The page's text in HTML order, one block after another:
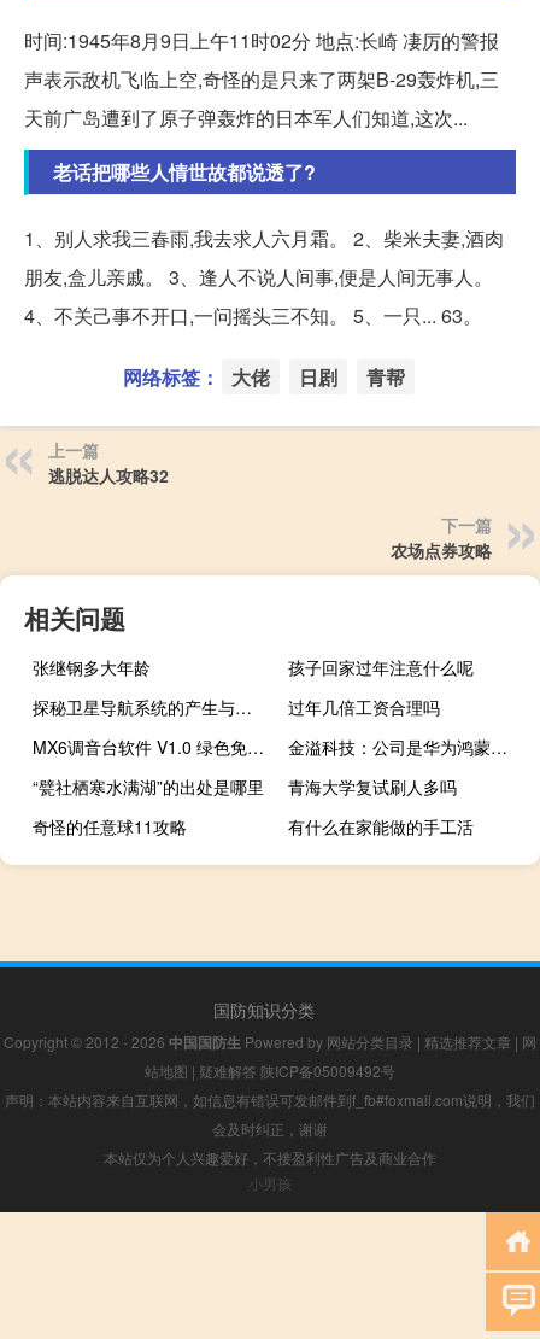
时间:1945年8月9日上午11时02分 地点:长崎 凄厉的警报
声表示敌机飞临上空,奇怪的是只来了两架B-29轰炸机,三
天前广岛遭到了原子弹轰炸的日本军人们知道,这次...
老话把哪些人情世故都说透了?
1、别人求我三春雨,我去求人六月霜。 2、柴米夫妻,酒肉
朋友,盒儿亲戚。 3、逢人不说人间事,便是人间无事人。
4、不关己事不开口,一问摇头三不知。 5、一只... 63。
网络标签： 大佬 日剧 青帮
上一篇
逃脱达人攻略32
下一篇
农场点券攻略
相关问题
张继钢多大年龄
孩子回家过年注意什么呢
探秘卫星导航系统的产生与间谍卫星的起源
过年几倍工资合理吗
MX6调音台软件 V1.0 绿色免费版（MX6调音台软件 V1.0 绿色免费版功能简介）
金溢科技：公司是华为鸿蒙生态系统智慧交通领域合作伙伴
“甓社栖寒水满湖”的出处是哪里
青海大学复试刷人多吗
奇怪的任意球11攻略
有什么在家能做的手工活
国防知识分类
Copyright © 2012 - 2026 中国国防生 Powered by 网站分类目录 | 精选推荐文章 | 网
站地图 | 疑难解答 陕ICP备05009492号
声明：本站内容来自互联网，如信息有错误可发邮件到f_fb#foxmail.com说明，我们
会及时纠正，谢谢
本站仅为个人兴趣爱好，不接盈利性广告及商业合作
小男孩